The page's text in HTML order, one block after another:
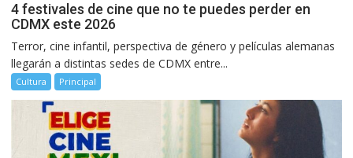
4 festivales de cine que no te puedes perder en
CDMX este 2026
Terror, cine infantil, perspectiva de género y películas alemanas
llegarán a distintas sedes de CDMX entre...
Cultura Principal